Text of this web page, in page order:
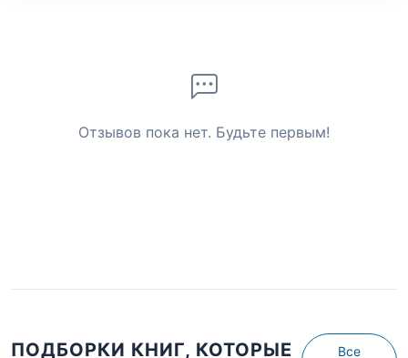
Отзывов пока нет. Будьте первым!
ПОДБОРКИ КНИГ, КОТОРЫЕ
Все